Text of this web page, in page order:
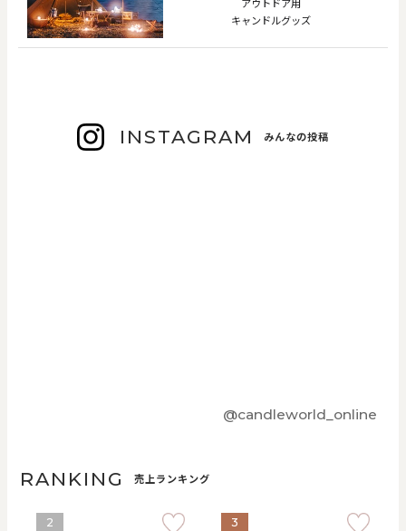
キャンドルグッズ
INSTAGRAM みんなの投稿
@candleworld_online
RANKING 売上ランキング
2 3